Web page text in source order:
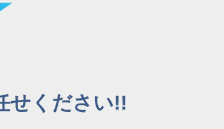
せください!!